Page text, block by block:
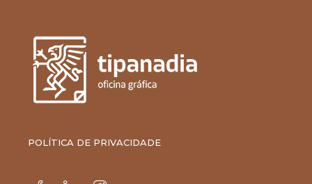
POLÍTICA DE PRIVACIDADE